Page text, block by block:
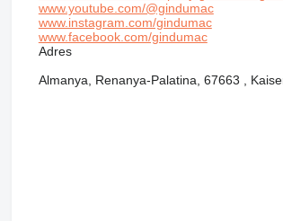
www.youtube.com/@gindumac
www.instagram.com/gindumac
www.facebook.com/gindumac
Adres
Almanya, Renanya-Palatina, 67663 ,